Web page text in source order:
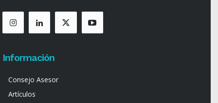
Información
Consejo Asesor
Artículos